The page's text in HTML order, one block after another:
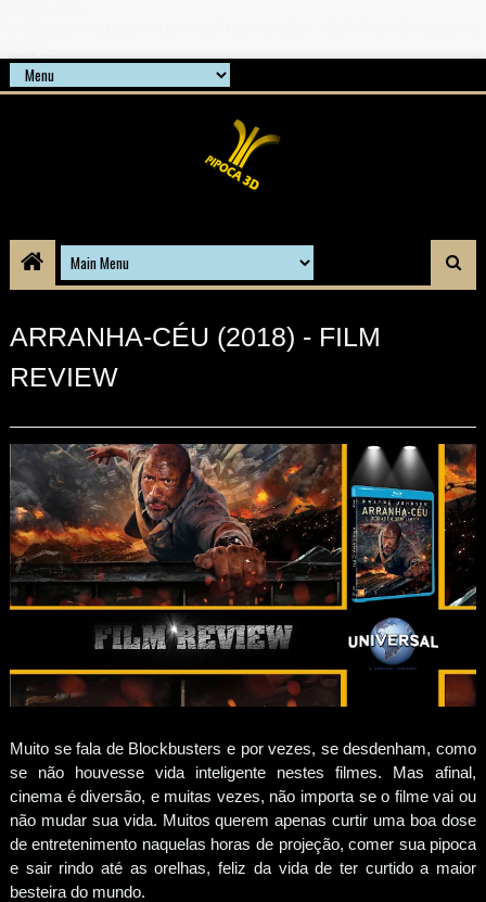
ARRANHA-CÉU (2018) - FILM
REVIEW
Muito se fala de Blockbusters e por vezes, se desdenham, como
se não houvesse vida inteligente nestes filmes. Mas afinal,
cinema é diversão, e muitas vezes, não importa se o filme vai ou
não mudar sua vida. Muitos querem apenas curtir uma boa dose
de entretenimento naquelas horas de projeção, comer sua pipoca
e sair rindo até as orelhas, feliz da vida de ter curtido a maior
besteira do mundo.